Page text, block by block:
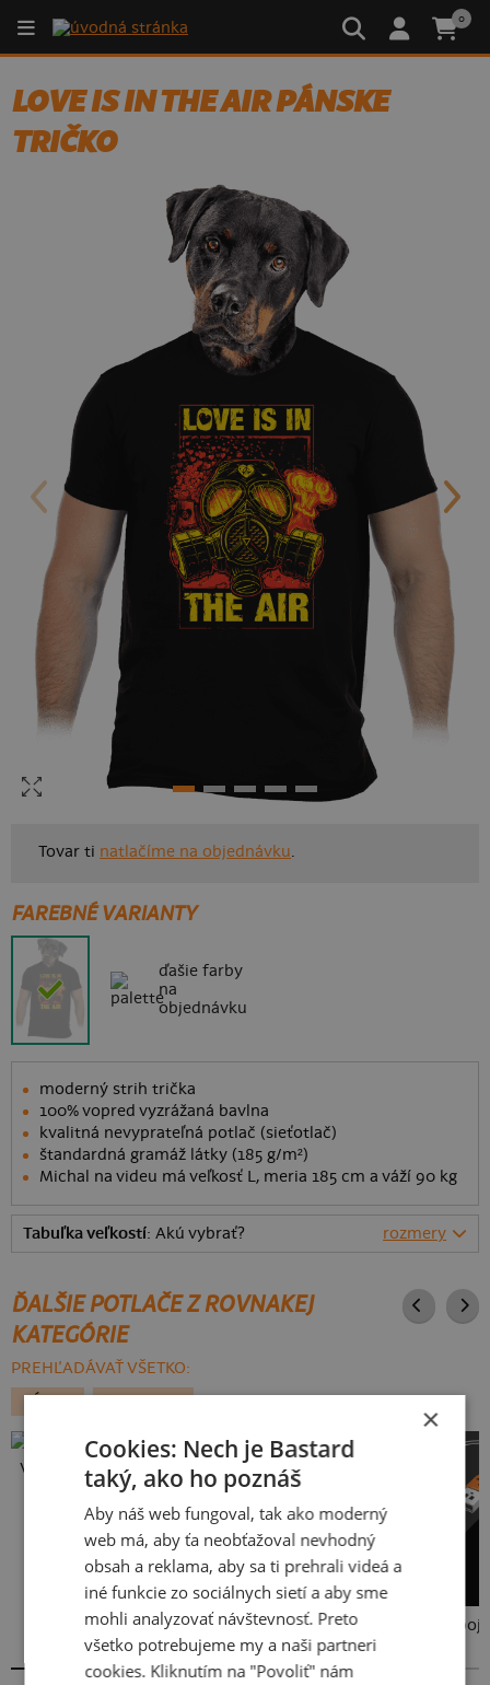
0
LOVE IS IN THE AIR PÁNSKE
TRIČKO
Tovar ti natlačíme na objednávku.
FAREBNÉ VARIANTY
ďašie farby
na
objednávku
moderný strih trička
100% vopred vyzrážaná bavlna
kvalitná nevyprateľná potlač (sieťotlač)
štandardná gramáž látky (185 g/m²)
Michal na videu má veľkosť L, meria 185 cm a váží 90 kg
Tabuľka veľkostí: Akú vybrať? rozmery
ĎALŠIE POTLAČE Z ROVNAKEJ
KATEGÓRIE
PREHĽADÁVAŤ VŠETKO:
LÁSKA
VALENTIN
Vlastná potlač To je moje so ženou
USB
×
Cookies: Nech je Bastard
taký, ako ho poznáš
Aby náš web fungoval, tak ako moderný
web má, aby ťa neobťažoval nevhodný
obsah a reklama, aby sa ti prehrali videá a
iné funkcie zo sociálnych sietí a aby sme
mohli analyzovať návštevnosť. Preto
všetko potrebujeme my a naši partneri
cookies. Kliknutím na "Povoliť" nám